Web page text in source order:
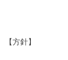
【方針】